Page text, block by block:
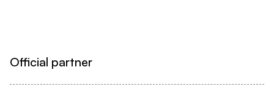
Official partner